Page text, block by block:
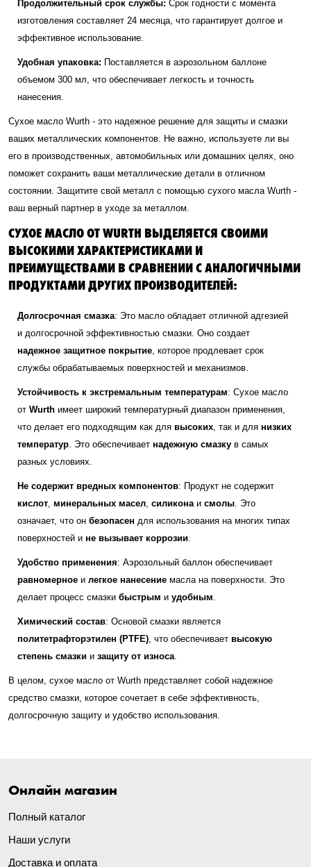
Продолжительный срок службы: Срок годности с момента
изготовления составляет 24 месяца, что гарантирует долгое и
эффективное использование.
Удобная упаковка: Поставляется в аэрозольном баллоне
объемом 300 мл, что обеспечивает легкость и точность
нанесения.
Сухое масло Wurth - это надежное решение для защиты и смазки
ваших металлических компонентов. Не важно, используете ли вы
его в производственных, автомобильных или домашних целях, оно
поможет сохранить ваши металлические детали в отличном
состоянии. Защитите свой металл с помощью сухого масла Wurth -
ваш верный партнер в уходе за металлом.
СУХОЕ МАСЛО ОТ WURTH ВЫДЕЛЯЕТСЯ СВОИМИ
ВЫСОКИМИ ХАРАКТЕРИСТИКАМИ И
ПРЕИМУЩЕСТВАМИ В СРАВНЕНИИ С АНАЛОГИЧНЫМИ
ПРОДУКТАМИ ДРУГИХ ПРОИЗВОДИТЕЛЕЙ:
Долгосрочная смазка: Это масло обладает отличной адгезией
и долгосрочной эффективностью смазки. Оно создает
надежное защитное покрытие, которое продлевает срок
службы обрабатываемых поверхностей и механизмов.
Устойчивость к экстремальным температурам: Сухое масло
от Wurth имеет широкий температурный диапазон применения,
что делает его подходящим как для высоких, так и для низких
температур. Это обеспечивает надежную смазку в самых
разных условиях.
Не содержит вредных компонентов: Продукт не содержит
кислот, минеральных масел, силиконаи смолы. Это
означает, что он безопасен для использования на многих типах
поверхностей и не вызывает коррозии.
Удобство применения: Аэрозольный баллон обеспечивает
равномерное и легкое нанесение масла на поверхности. Это
делает процесс смазки быстрым и удобным.
Химический состав: Основой смазки является
политетрафторэтилен (PTFE), что обеспечивает высокую
степень смазки и защиту от износа.
В целом, сухое масло от Wurth представляет собой надежное
средство смазки, которое сочетает в себе эффективность,
долгосрочную защиту и удобство использования.
Онлайн магазин
Полный каталог
Наши услуги
Доставка и оплата